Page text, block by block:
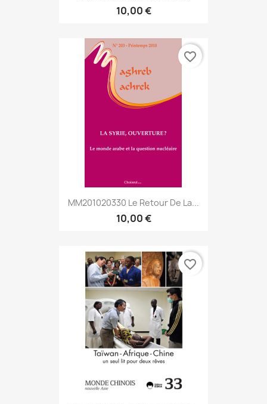
10,00 €
MM201020330 Le Retour De La...
10,00 €
favorite_border
favorite_border